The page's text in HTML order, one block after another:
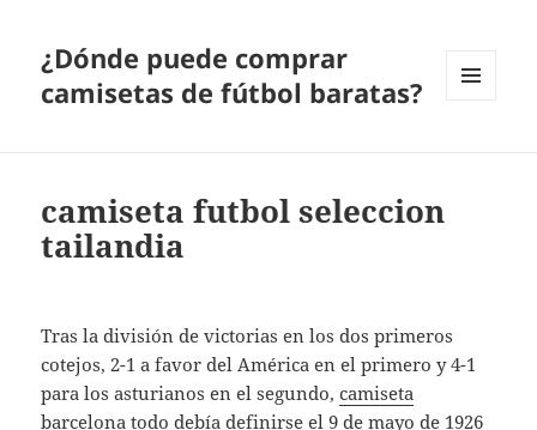
¿Dónde puede comprar
camisetas de fútbol baratas?
camiseta futbol seleccion
tailandia
Tras la división de victorias en los dos primeros
cotejos, 2-1 a favor del América en el primero y 4-1
para los asturianos en el segundo,camiseta
barcelona todo debía definirse el 9 de mayo de 1926